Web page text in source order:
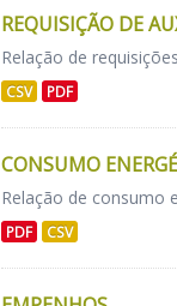
REQUISIÇÃO DE
Relação de
CSV PDF
CONSUMO
Relação de consumo
PDF CSV